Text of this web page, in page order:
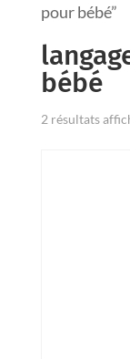
pour bébé”
bébé
2 résultats